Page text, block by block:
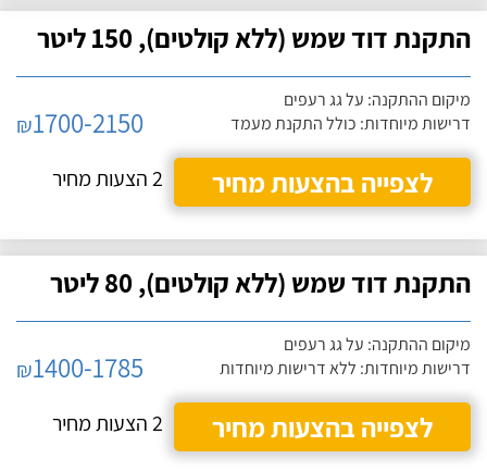
התקנת דוד שמש (ללא קולטים), 150 ליטר
מיקום ההתקנה: על גג רעפים
דרישות מיוחדות: כולל התקנת מעמד
₪1700-2150
לצפייה בהצעות מחיר
2 הצעות מחיר
התקנת דוד שמש (ללא קולטים), 80 ליטר
מיקום ההתקנה: על גג רעפים
דרישות מיוחדות: ללא דרישות מיוחדות
₪1400-1785
לצפייה בהצעות מחיר
2 הצעות מחיר